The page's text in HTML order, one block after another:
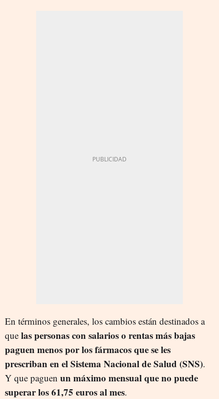
En términos generales, los cambios están destinados a
que las personas con salarios o rentas más bajas
paguen menos por los fármacos que se les
prescriban en el Sistema Nacional de Salud (SNS).
Y que paguen un máximo mensual que no puede
superar los 61,75 euros al mes.